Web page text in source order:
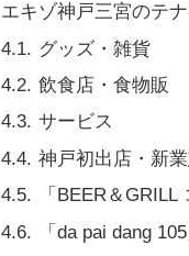
エキゾ神戸三宮のテ
グッズ・雑貨
飲食店・食物販
サービス
神戸初出店・新
「BEER＆
「da pai dang